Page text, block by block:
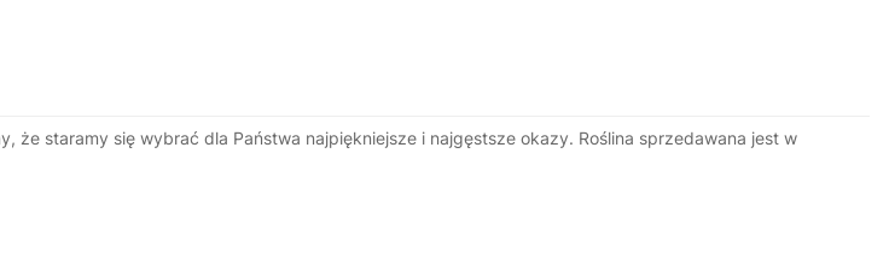
staramy się wybrać dla Państwa najpiękniejsze i najgęstsze okazy. Roślina sprzedawana jest w